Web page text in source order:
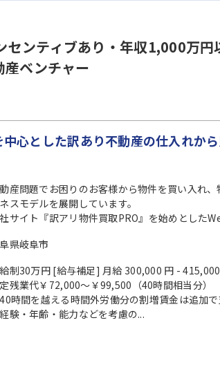
センティブあり・年収1,000万
ベンチャー
心とした訳あり不動産の仕入れか
産問題でお困りのお客様から物件を買い入れ
スモデルを展開しています。
サイト『訳アリ物件買取PRO』を始めとした
県岐阜市
制30万円 [給与補足] 月給 300,000 円 -
残業代￥72,000～￥99,500（40時間相当分）
時間を越える時間外労働分の割増賃金は追加で
験・年齢・能力などを考慮の...